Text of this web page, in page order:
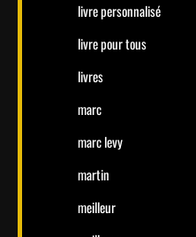
livre personnalisé
livre pour tous
livres
marc
marc levy
martin
meilleur